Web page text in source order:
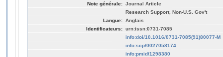
Note générale: Journal Article
Research Support, Non-U.S. Gov't
Langue: Anglais
Identificateurs: urn:issn:0731-7085
info:doi/10.1016/0731-7085(91)80077-M
info:scp/0027058174
info:pmid/1298380